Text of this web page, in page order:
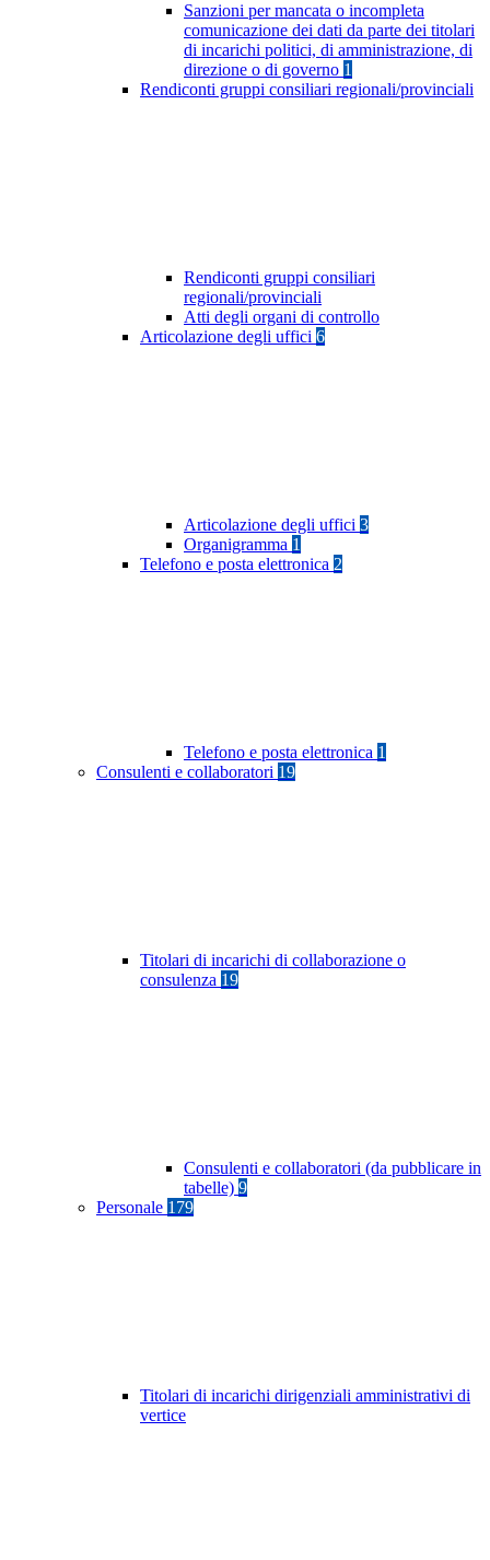
Sanzioni per mancata o incompleta
comunicazione dei dati da parte dei titolari
di incarichi politici, di amministrazione, di
direzione o di governo 1
Rendiconti gruppi consiliari regionali/provinciali
Rendiconti gruppi consiliari
regionali/provinciali
Atti degli organi di controllo
Articolazione degli uffici 6
Articolazione degli uffici 3
Organigramma 1
Telefono e posta elettronica 2
Telefono e posta elettronica 1
Consulenti e collaboratori 19
Titolari di incarichi di collaborazione o
consulenza 19
Consulenti e collaboratori (da pubblicare in
tabelle) 9
Personale 179
Titolari di incarichi dirigenziali amministrativi di
vertice